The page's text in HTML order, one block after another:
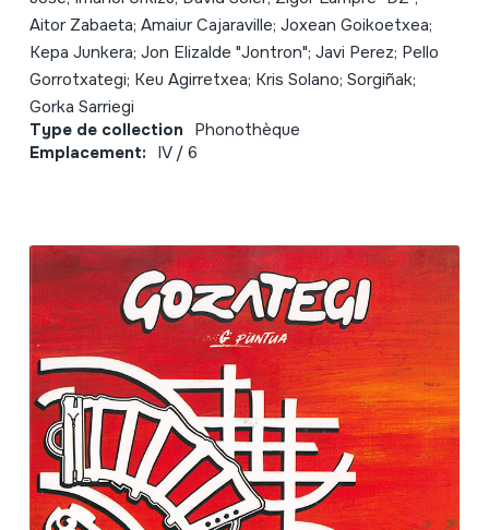
Aitor Zabaeta; Amaiur Cajaraville; Joxean Goikoetxea;
Kepa Junkera; Jon Elizalde "Jontron"; Javi Perez; Pello
Gorrotxategi; Keu Agirretxea; Kris Solano; Sorgiñak;
Gorka Sarriegi
Type de collection Phonothèque
Emplacement: IV / 6